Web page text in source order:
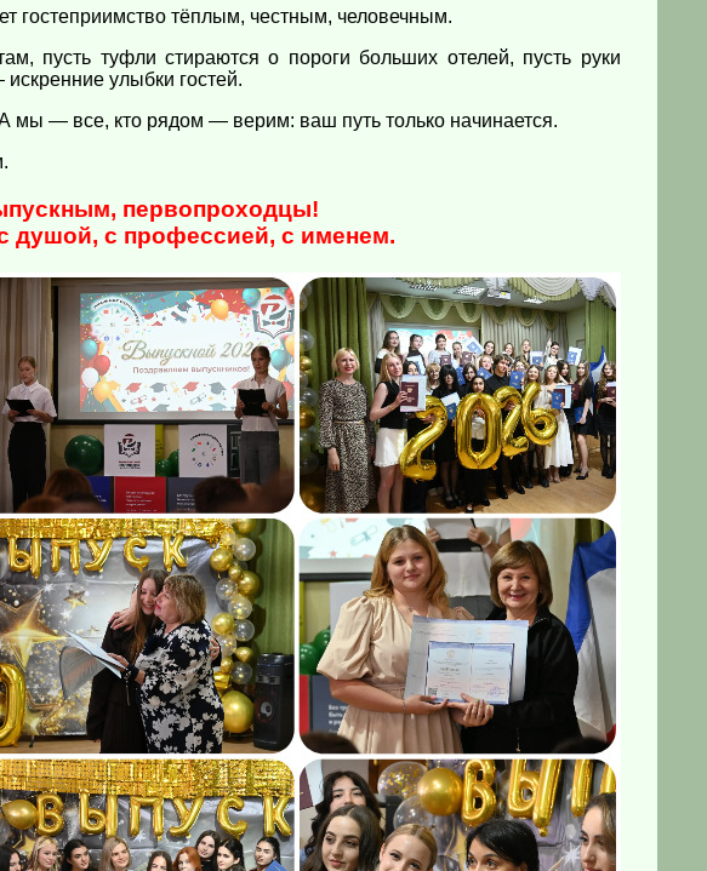
гостеприимство тёплым, честным, человечным.
пусть туфли стираются о пороги больших отелей, пусть руки
улыбки гостей.
мы — все, кто рядом — верим: ваш путь только начинается.
первопроходцы!
душой, с профессией, с именем.